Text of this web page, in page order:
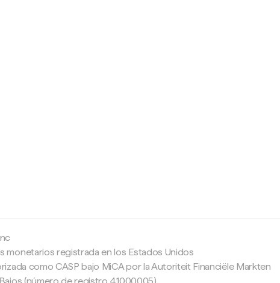
monetarios registrada en los Estados Unidos
como CASP bajo MiCA por la Autoriteit Financiële Markten